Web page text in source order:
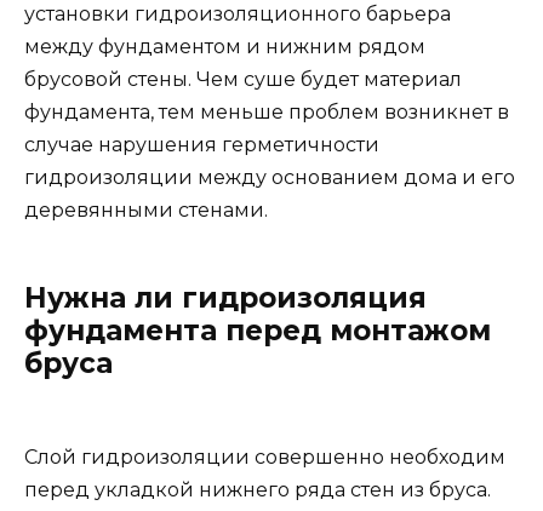
установки гидроизоляционного барьера
между фундаментом и нижним рядом
брусовой стены. Чем суше будет материал
фундамента, тем меньше проблем возникнет в
случае нарушения герметичности
гидроизоляции между основанием дома и его
деревянными стенами.
Нужна ли гидроизоляция
фундамента перед монтажом
бруса
Слой гидроизоляции совершенно необходим
перед укладкой нижнего ряда стен из бруса.